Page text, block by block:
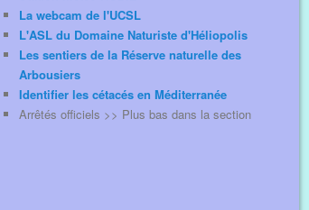
La webcam de l'UCSL
L'ASL du Domaine Naturiste d'Héliopolis
Les sentiers de la Réserve naturelle des
Arbousiers
Identifier les cétacés en Méditerranée
Arrêtés officiels >> Plus bas dans la section